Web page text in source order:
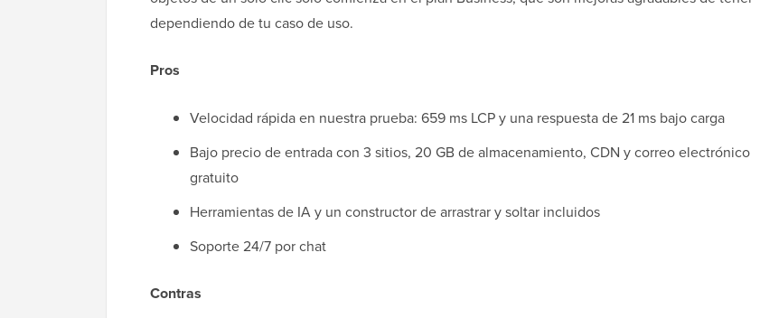
dependiendo de tu caso de uso.
Pros
Velocidad rápida en nuestra prueba: 659 ms LCP y una respuesta de 21 ms bajo carga
Bajo precio de entrada con 3 sitios, 20 GB de almacenamiento, CDN y correo electrónico
gratuito
Herramientas de IA y un constructor de arrastrar y soltar incluidos
Soporte 24/7 por chat
Contras